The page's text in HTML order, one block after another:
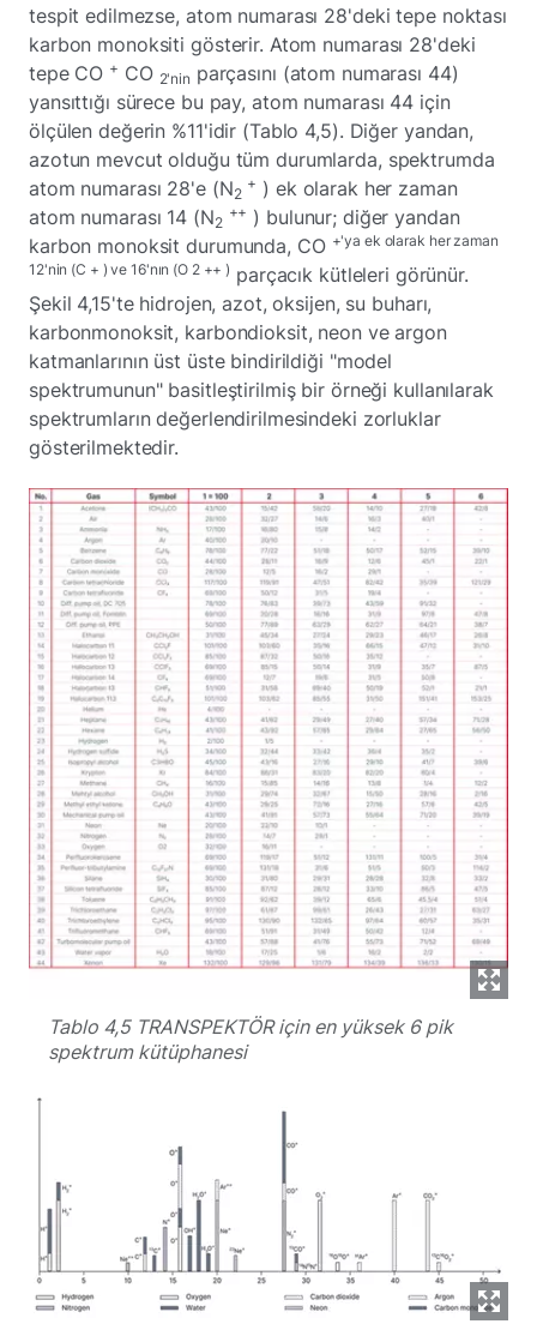
tespit edilmezse, atom numarası 28'deki tepe noktası
karbon monoksiti gösterir. Atom numarası 28'deki
tepe CO + CO 2'nin parçasını (atom numarası 44)
yansıttığı sürece bu pay, atom numarası 44 için
ölçülen değerin %11'idir (Tablo 4,5). Diğer yandan,
azotun mevcut olduğu tüm durumlarda, spektrumda
atom numarası 28'e (N2
+ ) ek olarak her zaman
atom numarası 14 (N2
++ ) bulunur; diğer yandan
karbon monoksit durumunda, CO +'ya ek olarak her zaman
12'nin (C + ) ve 16'nın (O 2 ++ ) parçacık kütleleri görünür.
Şekil 4,15'te hidrojen, azot, oksijen, su buharı,
karbonmonoksit, karbondioksit, neon ve argon
katmanlarının üst üste bindirildiği "model
spektrumunun" basitleştirilmiş bir örneği kullanılarak
spektrumların değerlendirilmesindeki zorluklar
gösterilmektedir.
Tablo 4,5 TRANSPEKTÖR için en yüksek 6 pik
spektrum kütüphanesi